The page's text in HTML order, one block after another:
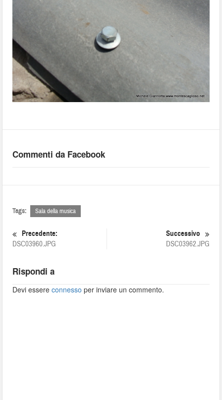
Commenti da Facebook
Tags: Sala della musica
Precedente:
DSC03960.JPG
Successivo
DSC03962.JPG
Rispondi a
Devi essereconnesso per inviare un commento.